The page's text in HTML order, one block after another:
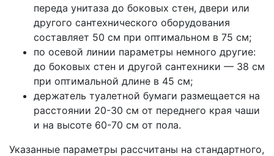
переда унитаза до боковых стен, двери или
другого сантехнического оборудования
составляет 50 см при оптимальном в 75 см;
по осевой линии параметры немного другие:
до боковых стен и другой сантехники — 38 см
при оптимальной длине в 45 см;
держатель туалетной бумаги размещается на
расстоянии 20-30 см от переднего края чаши
и на высоте 60-70 см от пола.
Указанные параметры рассчитаны на стандартного,